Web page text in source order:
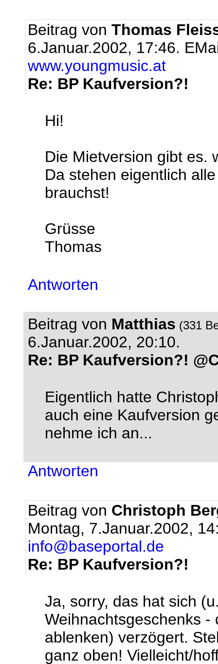
Beitrag von Thomas
6.Januar.2002, 17:46.
www.youngmusic.at
Re: BP Kaufversion?!
Hi!
Die Mietversion gibt es.
Da stehen eigentlich
brauchst!
Grüsse
Thomas
Antworten
Beitrag von Matthias (331
6.Januar.2002, 20:10.
Re: BP Kaufversion?!
Eigentlich hatte
auch eine Kaufversion
nehme ich an...
Antworten
Beitrag von Christoph
Montag, 7.Januar.2002,
info@baseportal.de
Re: BP Kaufversion?!
Ja, sorry, das hat sich
Weihnachtsgeschenks
ablenken) verzögert.
ganz oben! Vielleicht/